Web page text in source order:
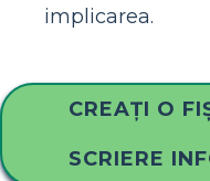
implicarea.
CREAȚI O
SCRIERE